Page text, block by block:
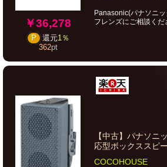
￥36,278
P 還元1％
362pt
Panasonic(パナソニ
フレンズにご相談く
【中古】パナソニ
応型ボックススピー
COCOHOUSE